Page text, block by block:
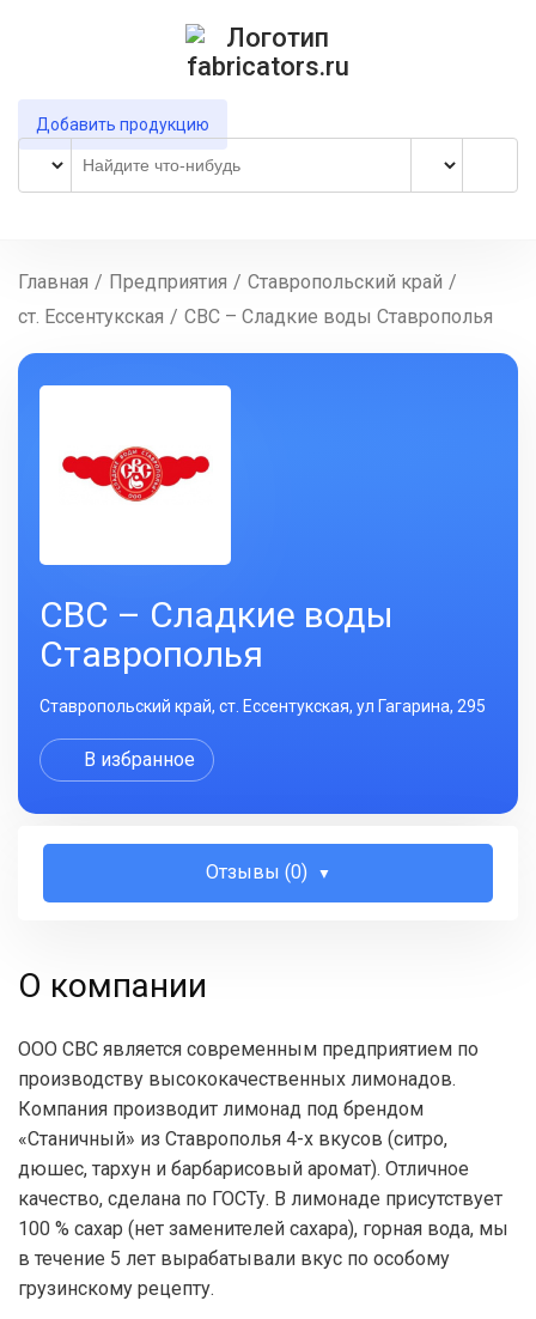
Добавить продукцию
Главная / Предприятия / Ставропольский край /
ст. Ессентукская / СВС – Сладкие воды Ставрополья
СВС – Сладкие воды
Ставрополья
Ставропольский край, ст. Ессентукская, ул Гагарина, 295
В избранное
Отзывы (0)
О компании
ООО СВС является современным предприятием по
производству высококачественных лимонадов.
Компания производит лимонад под брендом
«Станичный» из Ставрополья 4-х вкусов (ситро,
дюшес, тархун и барбарисовый аромат). Отличное
качество, сделана по ГОСТу. В лимонаде присутствует
100 % сахар (нет заменителей сахара), горная вода, мы
в течение 5 лет вырабатывали вкус по особому
грузинскому рецепту.